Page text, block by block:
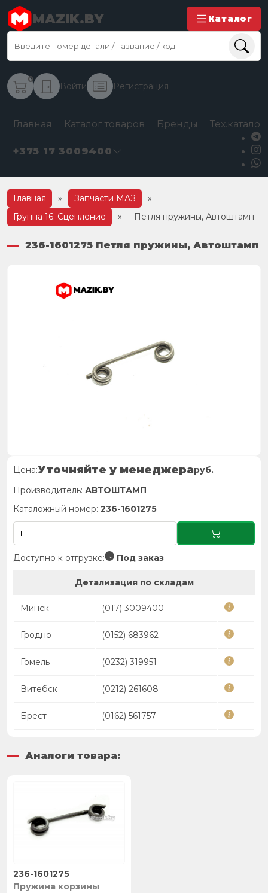
MAZIK.BY Каталог
0
Войти Регистрация
Главная Каталог товаров Бренды
+375 17 3009400
Главная » Запчасти МАЗ
»
Группа 16: Сцепление
» Петля пружины, Автоштамп
236-1601275 Петля пружины, Автоштамп
Цена:Уточняйте у менеджераруб.
Производитель: АВТОШТАМП
Каталожный номер: 236-1601275
Доступно к отгрузке: Под заказ
Детализация по складам
Минск (017) 3009400
Гродно (0152) 683962
Гомель (0232) 319951
Витебск (0212) 261608
Брест (0162) 561757
Аналоги товара:
Пружина корзины
236-1601275